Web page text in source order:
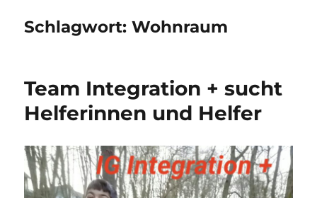
Schlagwort:Wohnraum
Team Integration + sucht
Helferinnen und Helfer